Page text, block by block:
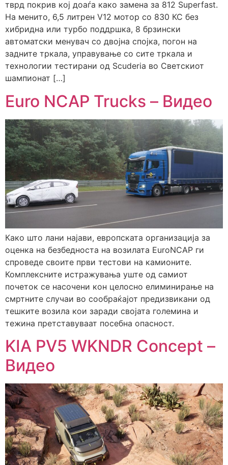
тврд покрив кој доаѓа како замена за 812 Superfast.
На менито, 6,5 литрен V12 мотор со 830 КС без
хибридна или турбо поддршка, 8 брзински
автоматски менувач со двојна спојка, погон на
задните тркала, управување со сите тркала и
технологии тестирани од Scuderia во Светскиот
шампионат […]
Euro NCAP Trucks – Видео
Како што лани најави, европската организација за
оценка на безбедноста на возилата EuroNCAP ги
спроведе своите први тестови на камионите.
Комплексните истражувања уште од самиот
почеток се насочени кон целосно елиминирање на
смртните случаи во сообраќајот предизвикани од
тешките возила кои заради својата големина и
тежина претставуваат посебна опасност.
KIA PV5 WKNDR Concept –
Видео